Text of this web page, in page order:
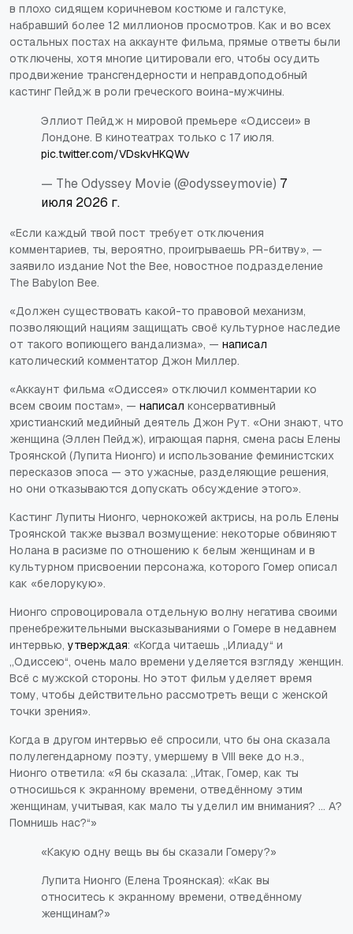
в плохо сидящем коричневом костюме и галстуке,
набравший более 12 миллионов просмотров. Как и во всех
остальных постах на аккаунте фильма, прямые ответы были
отключены, хотя многие цитировали его, чтобы осудить
продвижение трансгендерности и неправдоподобный
кастинг Пейдж в роли греческого воина-мужчины.
Эллиот Пейдж н мировой премьере «Одиссеи» в
Лондоне. В кинотеатрах только с 17 июля.
pic.twitter.com/VDskvHKQWv
— The Odyssey Movie (@odysseymovie) 7
июля 2026 г.
«Если каждый твой пост требует отключения
комментариев, ты, вероятно, проигрываешь PR-битву», —
заявило издание Not the Bee, новостное подразделение
The Babylon Bee.
«Должен существовать какой-то правовой механизм,
позволяющий нациям защищать своё культурное наследие
от такого вопиющего вандализма», — написал
католический комментатор Джон Миллер.
«Аккаунт фильма «Одиссея» отключил комментарии ко
всем своим постам», — написал консервативный
христианский медийный деятель Джон Рут. «Они знают, что
женщина (Эллен Пейдж), играющая парня, смена расы Елены
Троянской (Лупита Нионго) и использование феминистских
пересказов эпоса — это ужасные, разделяющие решения,
но они отказываются допускать обсуждение этого».
Кастинг Лупиты Нионго, чернокожей актрисы, на роль Елены
Троянской также вызвал возмущение: некоторые обвиняют
Нолана в расизме по отношению к белым женщинам и в
культурном присвоении персонажа, которого Гомер описал
как «белорукую».
Нионго спровоцировала отдельную волну негатива своими
пренебрежительными высказываниями о Гомере в недавнем
интервью, утверждая: «Когда читаешь „Илиаду“ и
„Одиссею“, очень мало времени уделяется взгляду женщин.
Всё с мужской стороны. Но этот фильм уделяет время
тому, чтобы действительно рассмотреть вещи с женской
точки зрения».
Когда в другом интервью её спросили, что бы она сказала
полулегендарному поэту, умершему в VIII веке до н.э.,
Нионго ответила: «Я бы сказала: „Итак, Гомер, как ты
относишься к экранному времени, отведённому этим
женщинам, учитывая, как мало ты уделил им внимания? ... А?
Помнишь нас?“»
«Какую одну вещь вы бы сказали Гомеру?»
Лупита Нионго (Елена Троянская): «Как вы
относитесь к экранному времени, отведённому
женщинам?»